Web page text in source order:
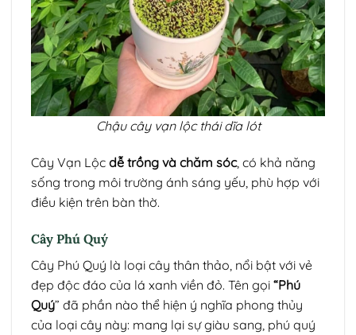
Chậu cây vạn lộc thái dĩa lót
Cây Vạn Lộc dễ trồng và chăm sóc, có khả năng
sống trong môi trường ánh sáng yếu, phù hợp với
điều kiện trên bàn thờ.
Cây Phú Quý
Cây Phú Quý là loại cây thân thảo, nổi bật với vẻ
đẹp độc đáo của lá xanh viền đỏ. Tên gọi “Phú
Quý” đã phần nào thể hiện ý nghĩa phong thủy
của loại cây này: mang lại sự giàu sang, phú quý